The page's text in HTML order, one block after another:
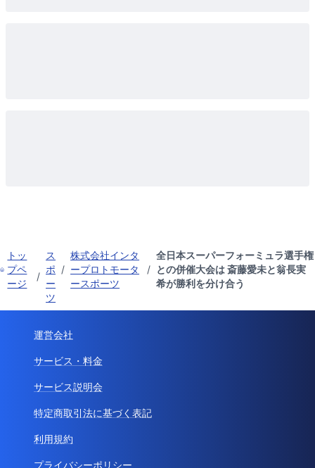
トッ
プペ
ージ
/
ス
ポ
ー
ツ
/
株式会社インタ
ープロトモータ
ースポーツ
/
全日本スーパーフォーミュラ選手権
との併催大会は 斎藤愛未と翁長実
希が勝利を分け合う
運営会社
サービス・料金
サービス説明会
特定商取引法に基づく表記
利用規約
プライバシーポリシー